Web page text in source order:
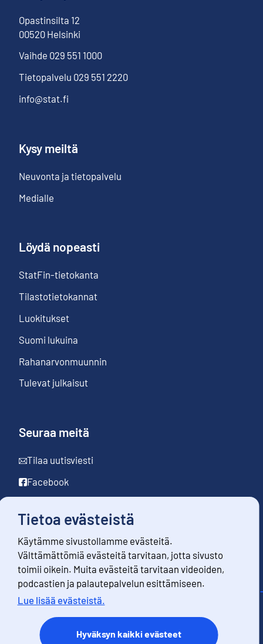
Tietoa evästeistä
Käytämme sivustollamme evästeitä.
Välttämättömiä evästeitä tarvitaan, jotta sivusto
toimii oikein. Muita evästeitä tarvitaan videoiden,
podcastien ja palautepalvelun esittämiseen.
Lue lisää evästeistä.
Hyväksyn kaikki evästeet
Opastinsilta 12
00520 Helsinki
Vaihde 029 551 1000
Tietopalvelu 029 551 2220
info@stat.fi
Kysy meiltä
Neuvonta ja tietopalvelu
Medialle
Löydä nopeasti
StatFin-tietokanta
Tilastotietokannat
Luokitukset
Suomi lukuina
Rahanarvonmuunnin
Tulevat julkaisut
Seuraa meitä
Tilaa uutisviesti
Facebook
YouTube
Instagram
Palaute